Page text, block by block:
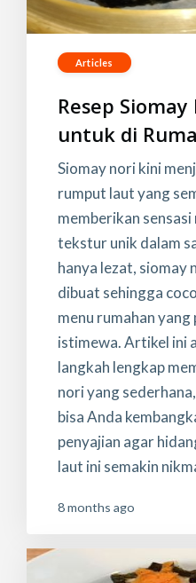
Articles
Resep
untuk di
Siomay nori kini
rumput laut yang
memberikan
tekstur unik dalam
hanya lezat, siomay
dibuat sehingga
menu rumahan
istimewa. Artikel ini
langkah lengkap
nori yang
bisa Anda
penyajian agar
laut ini semakin
8 months ago